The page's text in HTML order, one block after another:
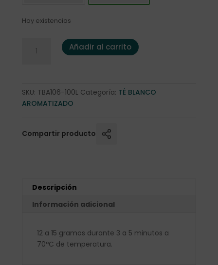
Hay existencias
Pai Mu Tan "Garden Fruits" 50 gr. en lata cantidad
Añadir al carrito
SKU: TBA106-100L Categoría: TÉ BLANCO
AROMATIZADO
Compartir producto
Descripción
Información adicional
12 a 15 gramos durante 3 a 5 minutos a
70ºC de temperatura.